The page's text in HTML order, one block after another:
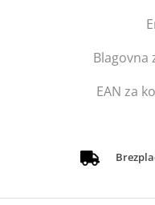
Blagovna
EAN za